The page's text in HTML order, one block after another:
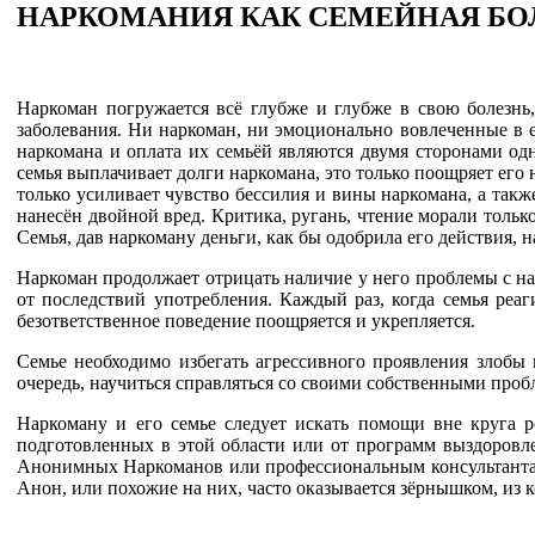
НАРКОМАНИЯ КАК СЕМЕЙНАЯ
Наркоман погружается всё глубже и глубже в свою
заболевания. Ни наркоман, ни эмоционально вовлеченные в
наркомана и оплата их семьёй являются двумя сторонами
семья выплачивает долги наркомана, это только поощряет
только усиливает чувство бессилия и вины наркомана, а
нанесён двойной вред. Критика, ругань, чтение морали
Семья, дав наркоману деньги, как бы одобрила его действия,
Наркоман продолжает отрицать наличие у него проблемы с
от последствий употребления. Каждый раз, когда семья
безответственное поведение поощряется и укрепляется.
Семье необходимо избегать агрессивного проявления
очередь, научиться справляться со своими собственными
Наркоману и его семье следует искать помощи вне круга
подготовленных в этой области или от программ
Анонимных Наркоманов или профессиональным
Анон, или похожие на них, часто оказывается зёрнышком, из